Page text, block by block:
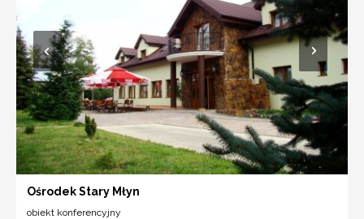
Ośrodek Stary Młyn
obiekt konferencyjny